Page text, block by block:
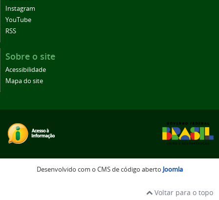
Instagram
YouTube
RSS
Sobre o site
Acessibilidade
Mapa do site
Desenvolvido com o CMS de código aberto Joomla
Voltar para o topo